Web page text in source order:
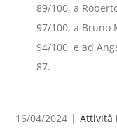
89/100, a
97/100, a Bruno
94/100, e ad
87.
16/04/2024 | Attività